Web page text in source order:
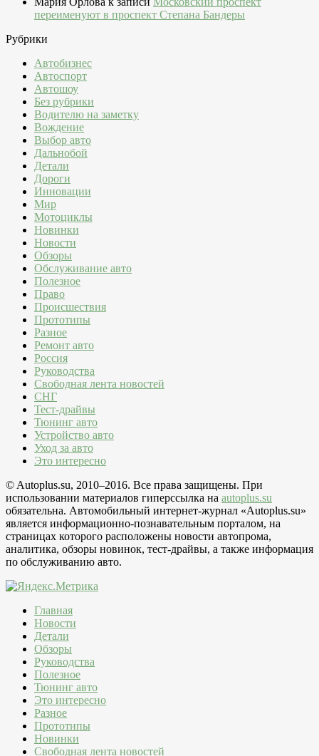
переименуют в проспект Степана Бандеры
Рубрики
Автобизнес
Автоспорт
Автошоу
Без рубрики
Водителю на заметку
Вождение
Выбор авто
Дальнобой
Детали
Дороги
Инновации
Мир
Мотоциклы
Новинки
Новости
Обзоры
Обслуживание авто
Полезное
Право
Происшествия
Прототипы
Разное
Ремонт авто
Россия
Руководства
Свободная лента новостей
СНГ
Тест-драйвы
Тюнинг авто
Устройство авто
Уход за авто
Это интересно
© Autoplus.su, 2010–2016. Все права защищены. При
использовании материалов гиперссылка на autoplus.su
обязательна. Автомобильный интернет-журнал «Autoplus.su»
является информационно-познавательным порталом, на
страницах которого расположены новости автопрома,
аналитика, обзоры новинок, тест-драйвы, а также информация
по обслуживанию авто.
Главная
Новости
Детали
Обзоры
Руководства
Полезное
Тюнинг авто
Это интересно
Разное
Прототипы
Новинки
Свободная лента новостей